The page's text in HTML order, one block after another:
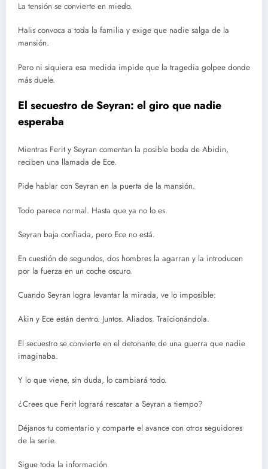
La tensión se convierte en miedo.
Halis convoca a toda la familia y exige que nadie salga de la
mansión.
Pero ni siquiera esa medida impide que la tragedia golpee donde
más duele.
El secuestro de Seyran: el giro que nadie
esperaba
Mientras Ferit y Seyran comentan la posible boda de Abidin,
reciben una llamada de Ece.
Pide hablar con Seyran en la puerta de la mansión.
Todo parece normal. Hasta que ya no lo es.
Seyran baja confiada, pero Ece no está.
En cuestión de segundos, dos hombres la agarran y la introducen
por la fuerza en un coche oscuro.
Cuando Seyran logra levantar la mirada, ve lo imposible:
Akin y Ece están dentro. Juntos. Aliados. Traicionándola.
El secuestro se convierte en el detonante de una guerra que nadie
imaginaba.
Y lo que viene, sin duda, lo cambiará todo.
¿Crees que Ferit logrará rescatar a Seyran a tiempo?
Déjanos tu comentario y comparte el avance con otros seguidores
de la serie.
Sigue toda la información